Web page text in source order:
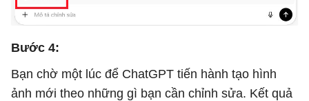
Bước 4:
Bạn chờ một lúc để ChatGPT tiến hành tạo hình
ảnh mới theo những gì bạn cần chỉnh sửa. Kết quả